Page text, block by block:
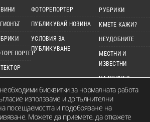
ФОТОРЕПОРТЕР
ПУБЛИКУВАЙ НОВИНА
УСЛОВИЯ ЗА
ПУБЛИКУВАНЕ
РУБРИКИ
КМЕТЕ КАЖИ?
НЕУДОБНИТЕ
МЕСТНИ И
ИЗВЕСТНИ
НА ПРИЦЕЛ
бисквитки за нормалната работа
използваме и допълнителни
посещаемостта и подобряване на
Можете да приемете, да откажете